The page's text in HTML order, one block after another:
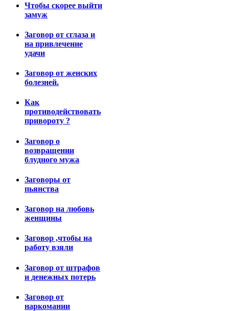
Чтобы скорее выйти
замуж
Заговор от сглаза и
на привлечение
удачи
Заговор от женских
болезней.
Как
противодействовать
привороту ?
Заговор о
возвращении
блудного мужа
Заговоры от
пьянства
Заговор на любовь
женщины
Заговор ,чтобы на
работу взяли
Заговор от штрафов
и денежных потерь
Заговор от
наркомании